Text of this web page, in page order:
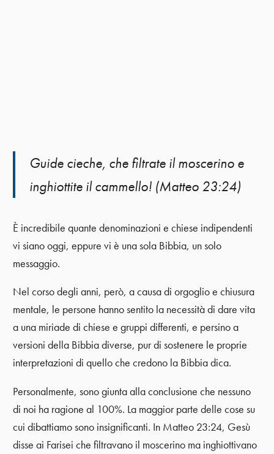
Guide cieche, che filtrate il moscerino e
inghiottite il cammello! (Matteo 23:24)
È incredibile quante denominazioni e chiese indipendenti
vi siano oggi, eppure vi è una sola Bibbia, un solo
messaggio.
Nel corso degli anni, però, a causa di orgoglio e chiusura
mentale, le persone hanno sentito la necessità di dare vita
a una miriade di chiese e gruppi differenti, e persino a
versioni della Bibbia diverse, pur di sostenere le proprie
interpretazioni di quello che credono la Bibbia dica.
Personalmente, sono giunta alla conclusione che nessuno
di noi ha ragione al 100%. La maggior parte delle cose su
cui dibattiamo sono insignificanti. In Matteo 23:24, Gesù
disse ai Farisei che filtravano il moscerino ma inghiottivano